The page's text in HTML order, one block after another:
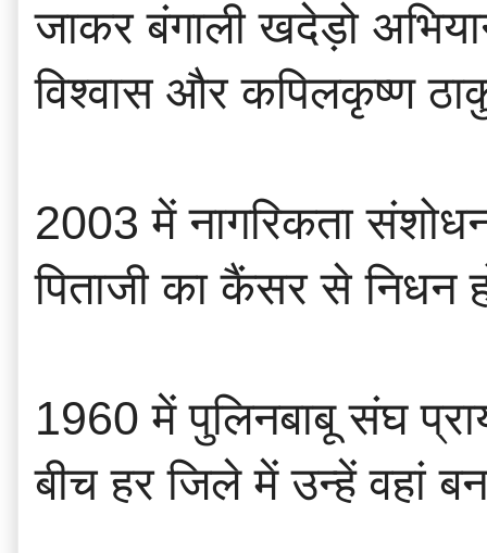
जाकर बंगाली खदेड़ो
विश्वास और कपिलकृष्ण
2003 में नागरिकता
पिताजी का कैंसर से निधन
1960 में पुलिनबाबू संघ
बीच हर जिले में उन्हें वहां